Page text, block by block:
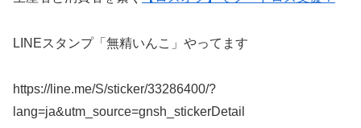
LINEスタンプ「無精いんこ」やってます
https://line.me/S/sticker/33286400/?
lang=ja&utm_source=gnsh_stickerDetail